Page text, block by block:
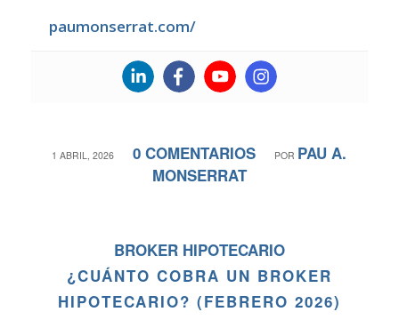
paumonserrat.com/
1 ABRIL, 2026
/ 0 COMENTARIOS
/ POR PAU A.
MONSERRAT
BROKER HIPOTECARIO
¿CUÁNTO COBRA UN BROKER
HIPOTECARIO? (FEBRERO 2026)